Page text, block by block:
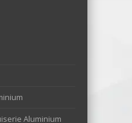
Aluminium